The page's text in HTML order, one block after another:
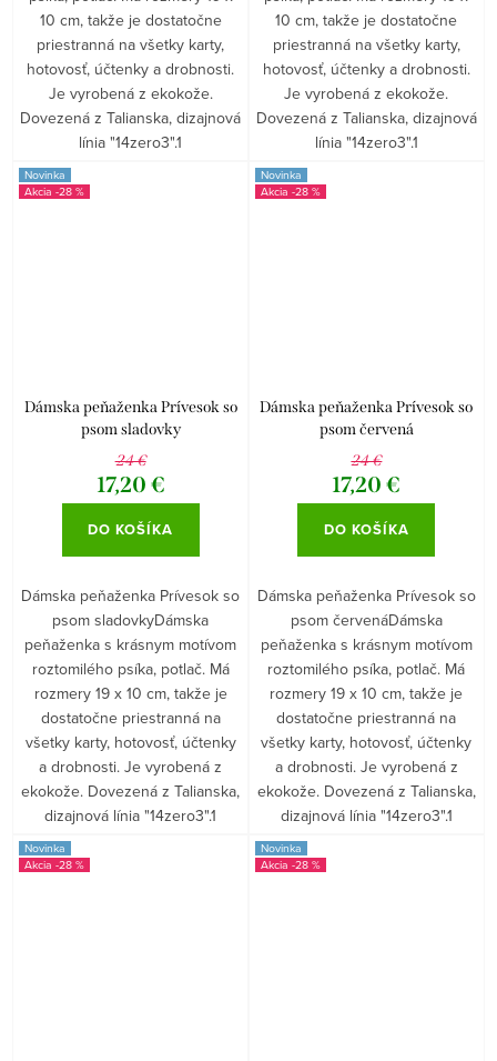
10 cm, takže je dostatočne
priestranná na všetky karty,
hotovosť, účtenky a drobnosti.
Je vyrobená z ekokože.
Dovezená z Talianska, dizajnová
línia "14zero3".1
10 cm, takže je dostatočne
priestranná na všetky karty,
hotovosť, účtenky a drobnosti.
Je vyrobená z ekokože.
Dovezená z Talianska, dizajnová
línia "14zero3".1
Novinka
-28 %
Dámska peňaženka Prívesok so
psom sladovky
24 €
17,20 €
DO KOŠÍKA
Dámska peňaženka Prívesok so
psom sladovkyDámska
peňaženka s krásnym motívom
roztomilého psíka, potlač. Má
rozmery 19 x 10 cm, takže je
dostatočne priestranná na
všetky karty, hotovosť, účtenky
a drobnosti. Je vyrobená z
ekokože. Dovezená z Talianska,
dizajnová línia "14zero3".1
Novinka
-28 %
Dámska peňaženka Prívesok so
psom červená
24 €
17,20 €
DO KOŠÍKA
Dámska peňaženka Prívesok so
psom červenáDámska
peňaženka s krásnym motívom
roztomilého psíka, potlač. Má
rozmery 19 x 10 cm, takže je
dostatočne priestranná na
všetky karty, hotovosť, účtenky
a drobnosti. Je vyrobená z
ekokože. Dovezená z Talianska,
dizajnová línia "14zero3".1
Novinka
-28 %
Novinka
-28 %